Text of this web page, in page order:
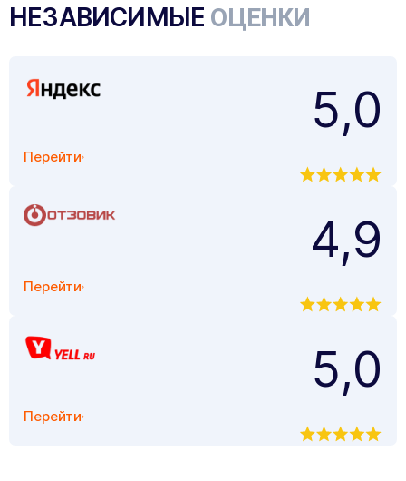
НЕЗАВИСИМЫЕ ОЦЕНКИ
Перейти
5,0
Перейти
4,9
Перейти
5,0